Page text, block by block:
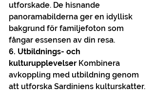
utforskade. De hisnande
panoramabilderna ger en idyllisk
bakgrund för familjefoton som
fångar essensen av din resa.
6. Utbildnings- och
kulturupplevelser Kombinera
avkoppling med utbildning genom
att utforska Sardiniens kulturskatter.